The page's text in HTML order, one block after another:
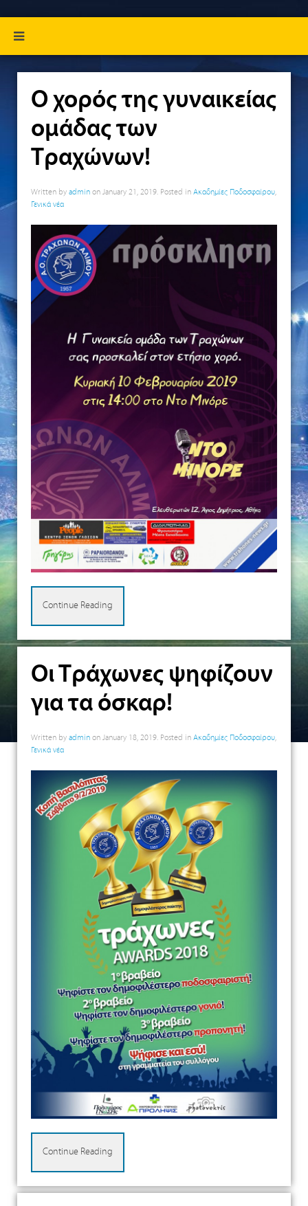
Ο χορός της γυναικείας
ομάδας των
Τραχώνων!
Written by admin on January 21, 2019. Posted in Ακαδημίες Ποδοσφαίρου,
Γενικά νέα
Continue Reading
Οι Τράχωνες ψηφίζουν
για τα όσκαρ!
Written by admin on January 18, 2019. Posted in Ακαδημίες Ποδοσφαίρου,
Γενικά νέα
Continue Reading